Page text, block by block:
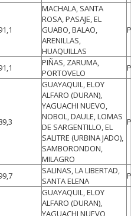
MACHALA, SANTA
ROSA, PASAJE, EL
GUABO, BALAO,
ARENILLAS,
HUAQUILLAS
PIÑAS, ZARUMA,
PORTOVELO
GUAYAQUIL, ELOY
ALFARO (DURAN),
YAGUACHI NUEVO,
NOBOL, DAULE, LOMAS
DE SARGENTILLO, EL
SALITRE (URBINA JADO),
SAMBORONDON,
MILAGRO
SALINAS, LA LIBERTAD,
SANTA ELENA
GUAYAQUIL, ELOY
ALFARO (DURAN),
YAGUACHI NUEVO,